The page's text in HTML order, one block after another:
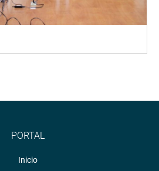
PORTAL
Inicio